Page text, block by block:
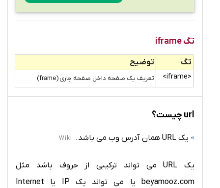
تگ iframe
تگ توضیح
<iframe> تعریف یک صفحه داخل صفحه جاری (frame)
url چیست؟
یک URL همان آدرس وب می باشد. Wiki
یک URL می تواند ترکیبی از حروف باشد مثل
beyamooz.com
یا می تواند یک IP یا Internet